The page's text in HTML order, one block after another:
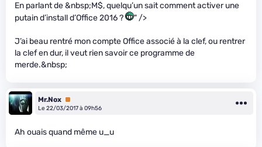
En parlant de &nbsp;M$, quelqu’un sait comment activer une
putain d’install d’Office 2016 ?
" />
J’ai beau rentré mon compte Office associé à la clef, ou rentrer
la clef en dur, il veut rien savoir ce programme de
merde.&nbsp;
Mr.Nox Premium
Le 22/03/2017 à 09h56
Ah ouais quand même u_u